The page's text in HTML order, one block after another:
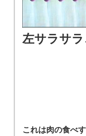
左サラサ
これは肉の食べ